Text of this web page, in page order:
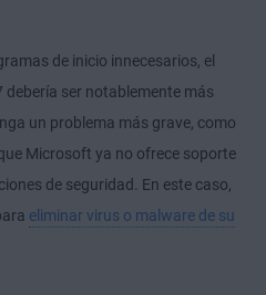
de inicio innecesarios, el
debería ser notablemente más
un problema más grave, como
Microsoft ya no ofrece soporte
de seguridad. En este caso,
eliminar virus o malware de su